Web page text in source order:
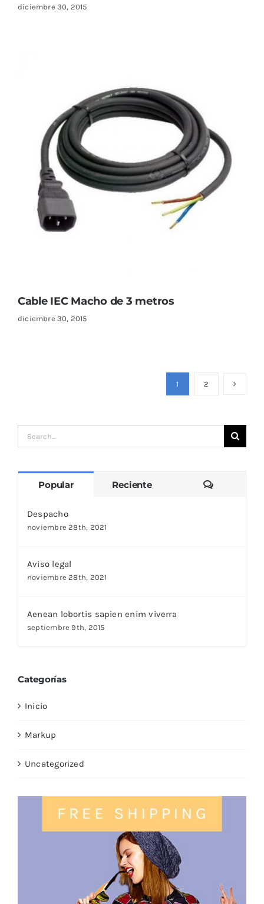
diciembre 30, 2015
Cable IEC Macho de 3 metros
diciembre 30, 2015
1 2
Search
for:
Popular Reciente
Despacho
noviembre 28th, 2021
Aviso legal
noviembre 28th, 2021
Aenean lobortis sapien enim viverra
septiembre 9th, 2015
Categorías
Inicio
Markup
Uncategorized